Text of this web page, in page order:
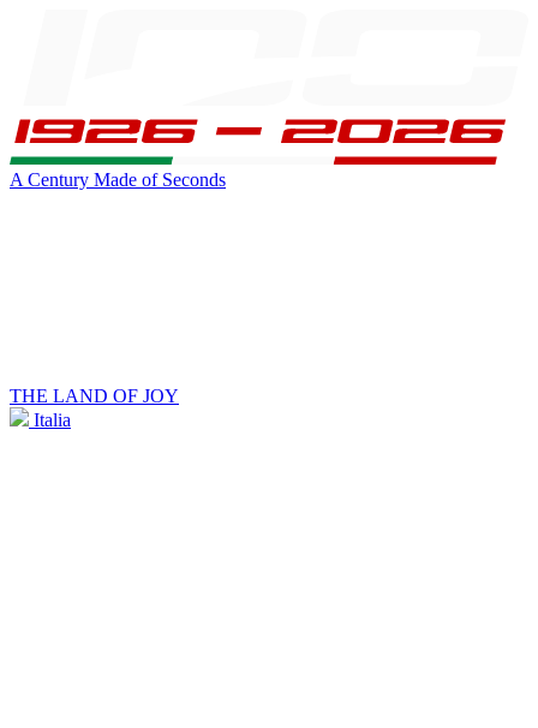
A Century Made of Seconds
THE LAND OF JOY
Italia